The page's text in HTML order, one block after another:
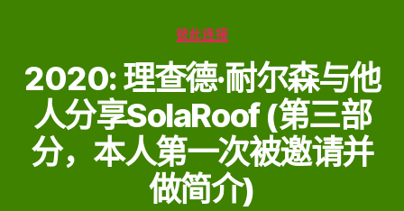
荚
太
阳
火
分
彼此连接
2020: 理查德·耐尔森与他
人分享SolaRoof (第三部
分，本人第一次被邀请并
做简介)